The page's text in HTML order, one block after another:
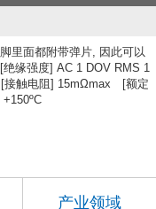
里面都附带弹片, 因此可以
缘强度] AC 1 DOV RMS 1
触电阻] 15mΩmax [额定
产业领域